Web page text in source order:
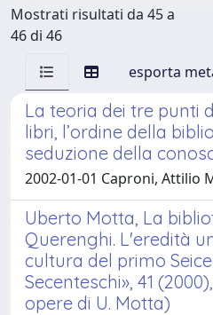
Mostrati risultati da 45 a
46 di 46
esporta
La teoria dei tre punti
libri, l’ordine della
seduzione della
2002-01-01 Caproni, Attilio
Uberto Motta, La
Querenghi. L'eredità
cultura del primo
Secenteschi», 41
opere di U. Motta)